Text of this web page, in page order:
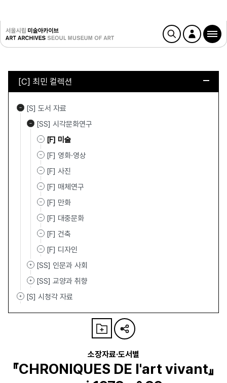
[C] 최민 컬렉션
[S] 도서 자료
[SS] 시각문화연구
[F] 미술
[F] 영화·영상
[F] 사진
[F] 매체연구
[F] 만화
[F] 대중문화
[F] 건축
[F] 디자인
[SS] 인문과 사회
[SS] 교양과 취향
[S] 시청각 자료
소장자료·도서별
『CHRONIQUES DE l'art vivant』